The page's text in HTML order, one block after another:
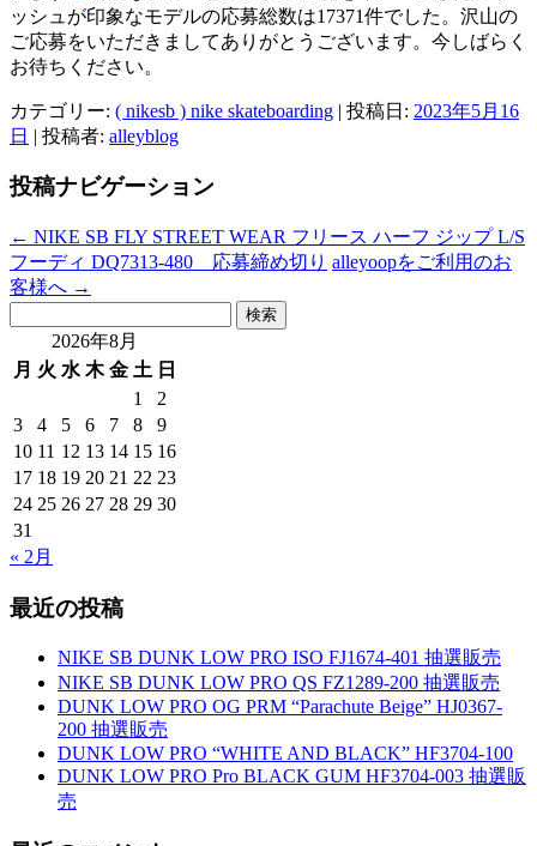
ッシュが印象なモデルの応募総数は17371件でした。沢山の
ご応募をいただきましてありがとうございます。今しばらく
お待ちください。
カテゴリー: ( nikesb ) nike skateboarding | 投稿日: 2023年5月16
日 | 投稿者: alleyblog
投稿ナビゲーション
← NIKE SB FLY STREET WEAR フリース ハーフ ジップ L/S
フーディ DQ7313-480 応募締め切り alleyoopをご利用のお
客様へ →
2026年8月
月 火 水 木 金 土 日
1
2
3
4 5 6 7 8
9
10 11 12 13 14 15 16
17 18 19 20 21 22 23
24 25 26 27 28 29 30
31
« 2月
最近の投稿
NIKE SB DUNK LOW PRO ISO FJ1674-401 抽選販売
NIKE SB DUNK LOW PRO QS FZ1289-200 抽選販売
DUNK LOW PRO OG PRM “Parachute Beige” HJ0367-
200 抽選販売
DUNK LOW PRO “WHITE AND BLACK” HF3704-100
DUNK LOW PRO Pro BLACK GUM HF3704-003 抽選販
売